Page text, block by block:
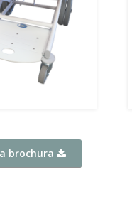
brochura